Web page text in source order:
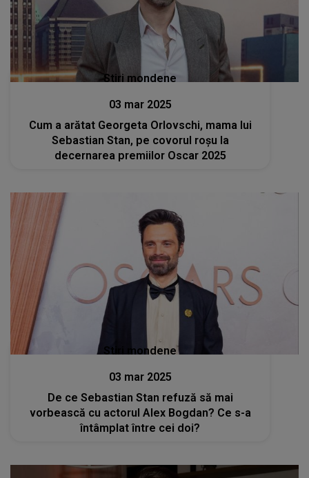
Stiri mondene
03 mar 2025
Cum a arătat Georgeta Orlovschi, mama lui
Sebastian Stan, pe covorul roșu la
decernarea premiilor Oscar 2025
Stiri mondene
03 mar 2025
De ce Sebastian Stan refuză să mai
vorbească cu actorul Alex Bogdan? Ce s-a
întâmplat între cei doi?